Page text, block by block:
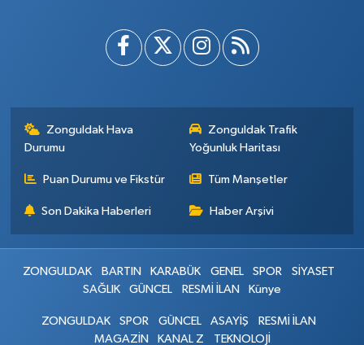
Zonguldak Hava
Durumu
Zonguldak Trafik
Yoğunluk Haritası
Puan Durumu ve Fikstür Tüm Manşetler
Son Dakika Haberleri Haber Arşivi
ZONGULDAK BARTIN KARABÜK GENEL SPOR
SİYASET
SAĞLIK
GÜNCEL RESMİ İLAN Künye
ZONGULDAK SPOR GÜNCEL ASAYİŞ
RESMİ İLAN
MAGAZİN
KANAL Z TEKNOLOJİ